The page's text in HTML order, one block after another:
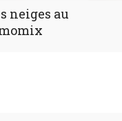
neiges au